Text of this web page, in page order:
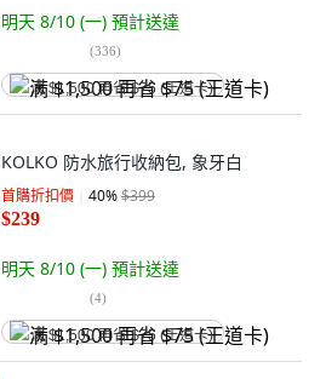
明天 8/10 (一) 預計送達
(336)
满 $1,500 再省 $75 (王道卡)
KOLKO 防水旅行收納包, 象牙白
首購折扣價 40%$399
$239
明天 8/10 (一) 預計送達
(4)
满 $1,500 再省 $75 (王道卡)